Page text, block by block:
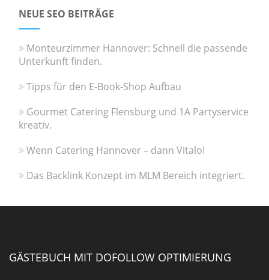
NEUE SEO BEITRÄGE
Monteurzimmer Hannover: Schnell die passende
Unterkunft finden.
Tipps für den E-Book-Shop Aufbau
Gourmet Catering Flensburg und 1A Partyservice
kreativ.
Wenn Catering Hannover – dann Vitalo!
Das Backlink Konzept im MLM Bereich integriert.
GÄSTEBUCH MIT DOFOLLOW OPTIMIERUNG